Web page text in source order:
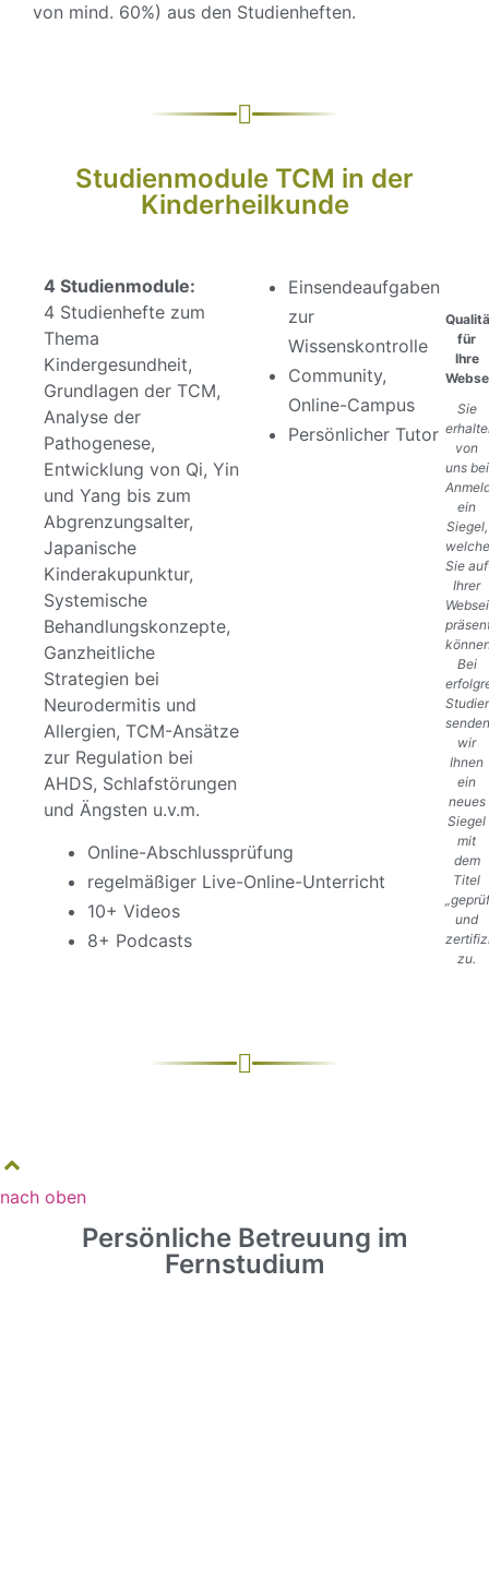
von mind. 60%) aus den Studienheften.
Studienmodule TCM in der
Kinderheilkunde
4 Studienmodule:
4 Studienhefte zum
Thema
Kindergesundheit,
Grundlagen der TCM,
Analyse der
Pathogenese,
Entwicklung von Qi, Yin
und Yang bis zum
Abgrenzungsalter,
Japanische
Kinderakupunktur,
Systemische
Behandlungskonzepte,
Ganzheitliche
Strategien bei
Neurodermitis und
Allergien, TCM-Ansätze
zur Regulation bei
AHDS, Schlafstörungen
und Ängsten u.v.m.
Einsendeaufgaben
zur
Wissenskontrolle
Community,
Online-Campus
Persönlicher Tutor
Online-Abschlussprüfung
regelmäßiger Live-Online-Unterricht
10+ Videos
8+ Podcasts
für
Ihre
Sie
von
uns bei
ein
Siegel,
Sie auf
Ihrer
Bei
senden
wir
Ihnen
ein
neues
Siegel
mit
dem
Titel
und
zu.
nach oben
Persönliche Betreuung im
Fernstudium